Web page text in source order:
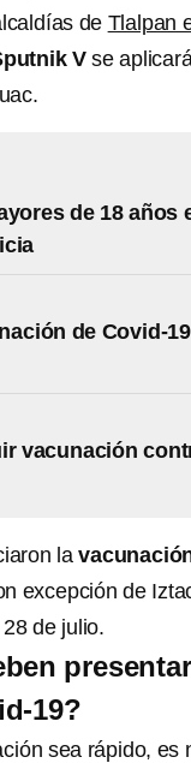
de Tlalpan
Vse
de 18 años
de Covid-
vacunación
la
excepción de
de julio.
19?
sea rápido, es